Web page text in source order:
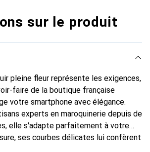
sur le produit
pleine fleur représente les exigences,
faire de la boutique française
votre smartphone avec élégance.
experts en maroquinerie depuis de
elle s'adapte parfaitement à votre
ses courbes délicates lui confèrent